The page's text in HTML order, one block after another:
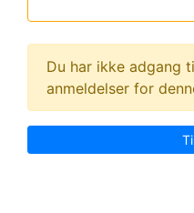
Du har ikke adgang
anmeldelser for